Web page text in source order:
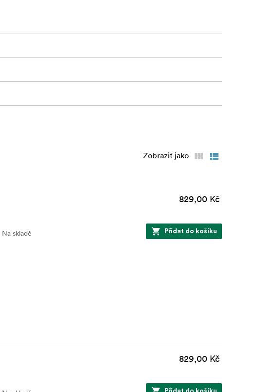
Zobrazit jako
829,00 Kč
Na skladě Přidat do košíku
829,00 Kč